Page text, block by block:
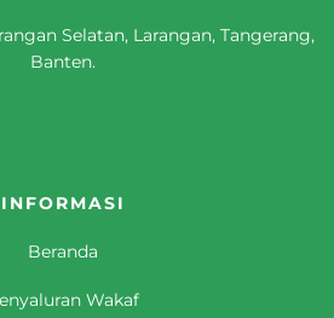
Selatan, Larangan, Tangerang,
Banten.
INFORMASI
Beranda
Wakaf